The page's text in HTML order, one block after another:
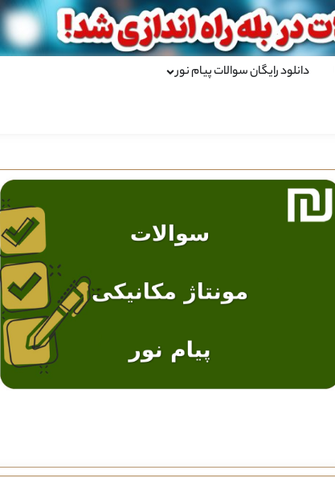
دانلود رایگان سوالات پیام نور